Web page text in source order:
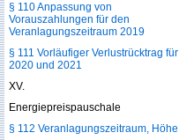
§ 110 Anpassung von
Vorauszahlungen für den
Veranlagungszeitraum 2019
§ 111 Vorläufiger Verlustrücktrag für
2020 und 2021
XV.
Energiepreispauschale
§ 112 Veranlagungszeitraum, Höhe